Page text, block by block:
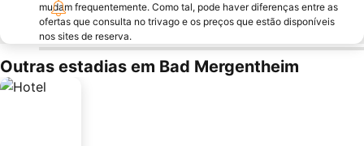
mudam frequentemente. Como tal, pode haver diferenças entre as
ofertas que consulta no trivago e os preços que estão disponíveis
nos sites de reserva.
Outras estadias em Bad Mergentheim